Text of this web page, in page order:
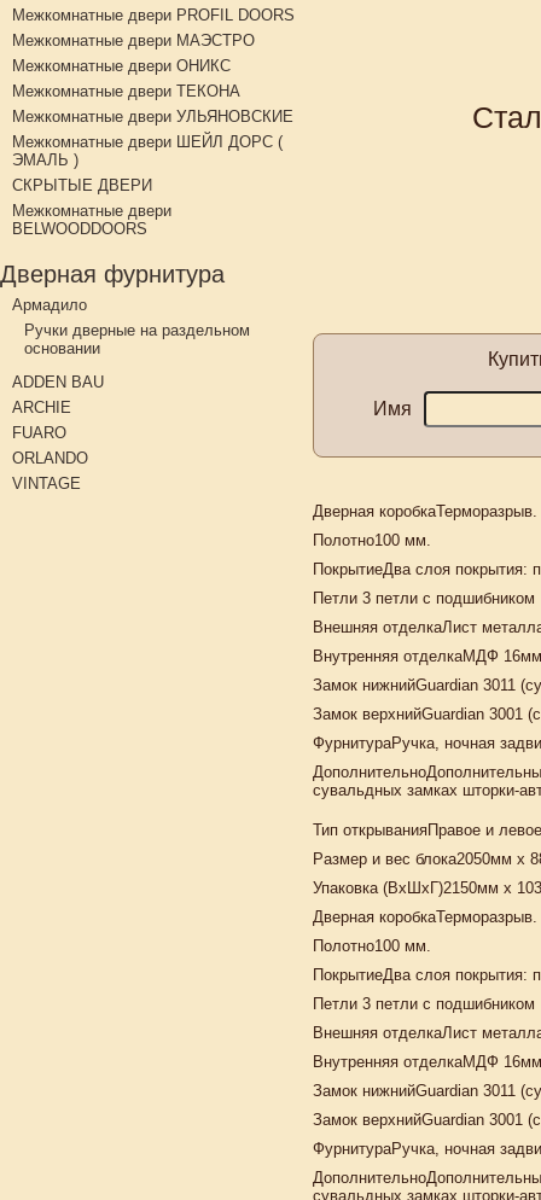
Межкомнатные двери PROFIL DOORS
Межкомнатные двери МАЭСТРО
Межкомнатные двери ОНИКС
Межкомнатные двери ТЕКОНА
Межкомнатные двери УЛЬЯНОВСКИЕ
Межкомнатные двери ШЕЙЛ ДОРС (
ЭМАЛЬ )
СКРЫТЫЕ ДВЕРИ
Межкомнатные двери
BELWOODDOORS
Дверная фурнитура
Армадило
Ручки дверные на раздельном
основании
ADDEN BAU
ARCHIE
FUARO
ORLANDO
VINTAGE
Имя
Дверная коробкаТерморазрыв.
Полотно100 мм.
ПокрытиеДва слоя покрытия:
Петли 3 петли с подшибником
Внешняя отделкаЛист
Внутренняя отделкаМДФ 16мм,
Замок нижнийGuardian 3011
Замок верхнийGuardian 3001
ФурнитураРучка, ночная
Дополнительно
сувальдных замках шторки-
Тип открыванияПравое и
Размер и вес блока2050мм х
Упаковка (ВхШхГ)2150мм х
Дверная коробкаТерморазрыв.
Полотно100 мм.
ПокрытиеДва слоя покрытия:
Петли 3 петли с подшибником
Внешняя отделкаЛист
Внутренняя отделкаМДФ 16мм,
Замок нижнийGuardian 3011
Замок верхнийGuardian 3001
ФурнитураРучка, ночная
Дополнительно
сувальдных замках шторки-